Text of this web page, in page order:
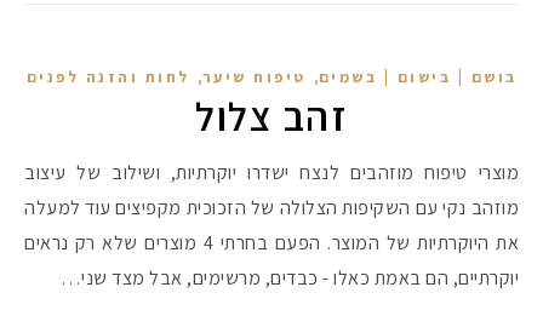
בושם | בישום | בשמים, טיפוח שיער, לחות והזנה לפנים
זהב צלול
מוצרי טיפוח מוזהבים לנצח ישדרו יוקרתיות, ושילוב של עיצוב
מוזהב נקי עם השקיפות הצלולה של הזכוכית מקפיצים עוד למעלה
את היוקרתיות של המוצר. הפעם בחרתי 4 מוצרים שלא רק נראים
יוקרתיים, הם באמת כאלו - כבדים, מרשימים, אבל מצד שני…